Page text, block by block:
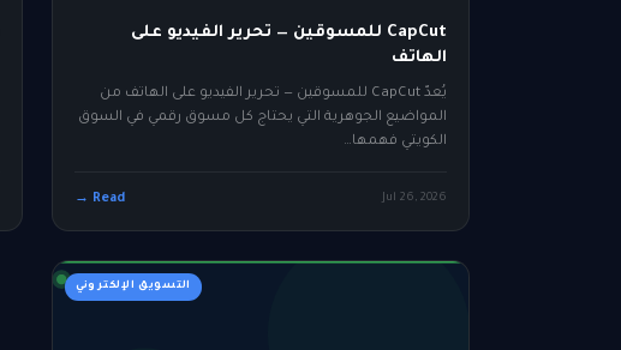
CapCut للمسوقين — تحرير الفيديو على
الهاتف
يُعدّ CapCut للمسوقين — تحرير الفيديو على الهاتف من
المواضيع الجوهرية التي يحتاج كل مسوق رقمي في السوق
الكويتي فهمها…
Jul 26, 2026
Read →
التسويق الإلكتروني